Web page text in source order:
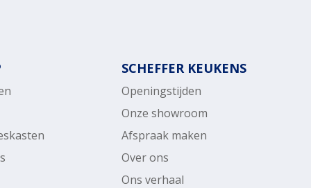
SCHEFFER KEUKENS
Openingstijden
Onze showroom
Afspraak maken
Over ons
Ons verhaal